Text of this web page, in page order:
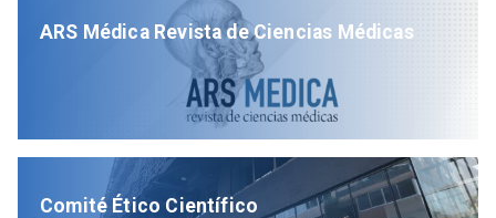
ARS Médica Revista de Ciencias Médicas
Comité Ético Científico